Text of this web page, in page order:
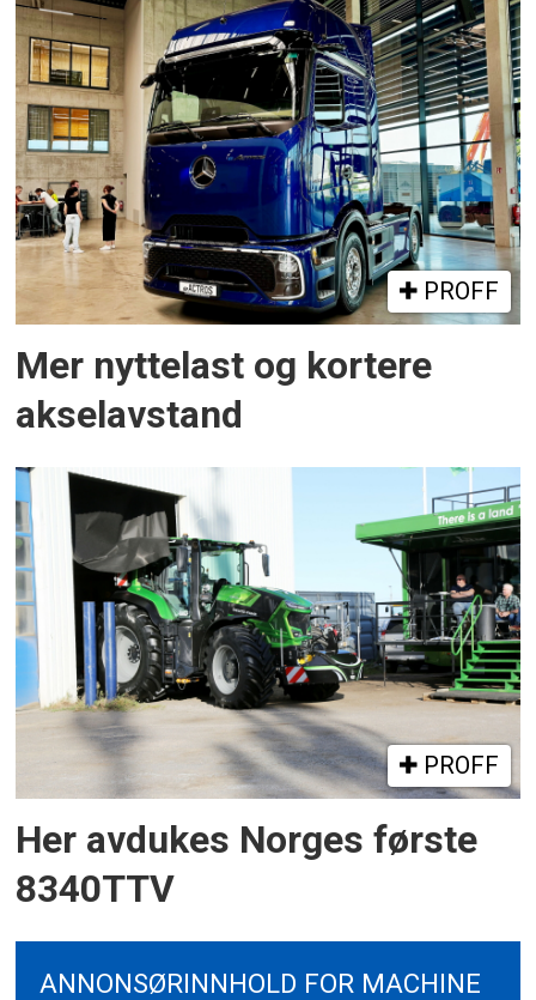
PROFF
Mer nyttelast og kortere
akselavstand
PROFF
Her avdukes Norges første
8340TTV
ANNONSØRINNHOLD FOR MACHINE